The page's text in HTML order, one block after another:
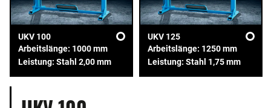
UKV 100
Arbeitslänge: 1000 mm
Leistung: Stahl 2,00 mm
UKV 125
Arbeitslänge: 1250 mm
Leistung: Stahl 1,75 mm